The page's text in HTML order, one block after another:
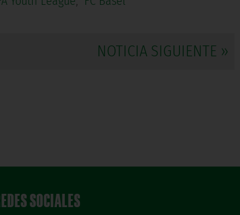
NOTICIA SIGUIENTE »
SOCIALES